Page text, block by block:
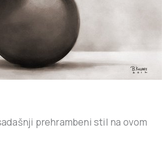
prehrambeni stil na ovom